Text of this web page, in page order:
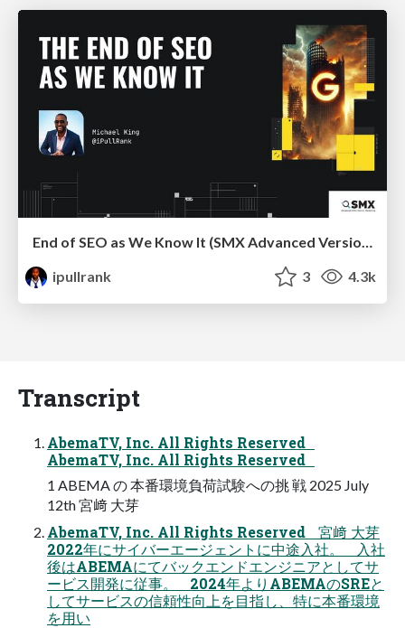
End of SEO as We Know It (SMX Advanced Version)
ipullrank
3 4.3k
Transcript
AbemaTV, Inc. All Rights Reserved
AbemaTV, Inc. All Rights Reserved
1 ABEMA の 本番環境負荷試験への挑 戦 2025 July
12th 宮﨑 大芽
AbemaTV, Inc. All Rights Reserved 宮﨑 大芽
2022年にサイバーエージェントに中途入社。 入社
後はABEMAにてバックエンドエンジニアとしてサ
ービス開発に従事。 2024年よりABEMAのSREと
してサービスの信頼性向上を目指し、特に本番環境
を用い